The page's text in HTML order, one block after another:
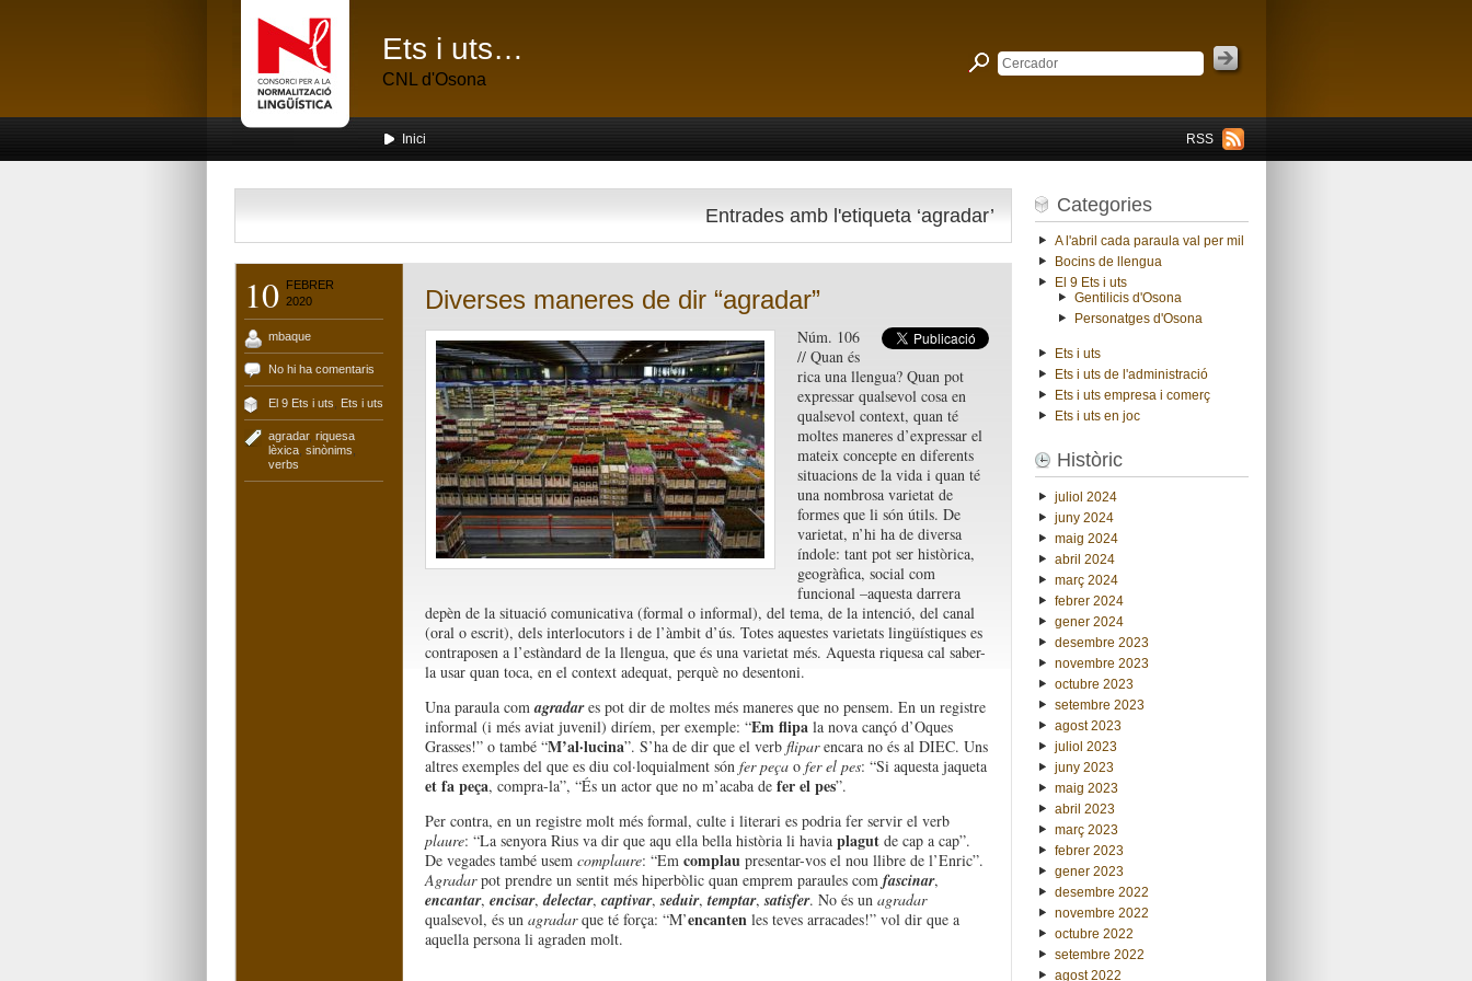
Ets i uts…
CNL d'Osona
RSS
Inici
Entrades amb l'etiqueta ‘agradar’
10
FEBRER
2020
mbaque
No hi ha comentaris
El 9 Ets i uts Ets i uts
agradar, riquesa
lèxica, sinònims
verbs
Diverses maneres de dir “agradar”
Núm. 106
// Quan és
rica una llengua? Quan pot
expressar qualsevol cosa en
qualsevol context, quan té
moltes maneres d’expressar el
mateix concepte en diferents
situacions de la vida i quan té
una nombrosa varietat de
formes que li són útils. De
varietat, n’hi ha de diversa
índole: tant pot ser històrica,
geogràfica, social com
funcional –aquesta darrera
depèn de la situació comunicativa (formal o informal), del tema, de la intenció, del canal
(oral o escrit), dels interlocutors i de l’àmbit d’ús. Totes aquestes varietats lingüístiques es
contraposen a l’estàndard de la llengua, que és una varietat més. Aquesta riquesa cal saber-
la usar quan toca, en el context adequat, perquè no desentoni.
Una paraula comagradares pot dir de moltes més maneres que no pensem. En un registre
informal (i més aviat juvenil) diríem, per exemple: “Em flipala nova cançó d’Oques
Grasses!” o també “M’al·lucina”. S’ha de dir que el verb fliparencara no és al DIEC. Uns
altres exemples del que es diu col·loquialment són fer peçao fer el pes: “Si aquesta jaqueta
et fa peça, compra-la”, “És un actor que no m’acaba de fer el pes”.
Per contra, en un registre molt més formal, culte i literari es podria fer servir el verb
plaure: “La senyora Rius va dir que aqu ella bella història li havia plagutde cap a cap”.
De vegades també usem complaure: “Em complaupresentar-vos el nou llibre de l’Enric”.
Agradarpot prendre un sentit més hiperbòlic quan emprem paraules com fascinar,
encantar, encisar,delectar, captivar,seduir, temptar,satisfer. No és un agradar
qualsevol, és un agradarque té força: “M’encantenles teves arracades!” vol dir que a
aquella persona li agraden molt.
Categories
A l'abril cada paraula val per mil
Bocins de llengua
El 9 Ets i uts
Gentilicis d'Osona
Personatges d'Osona
Ets i uts
Ets i uts de l'administració
Ets i uts empresa i comerç
Ets i uts en joc
Històric
juliol 2024
juny 2024
maig 2024
abril 2024
març 2024
febrer 2024
gener 2024
desembre 2023
novembre 2023
octubre 2023
setembre 2023
agost 2023
juliol 2023
juny 2023
maig 2023
abril 2023
març 2023
febrer 2023
gener 2023
desembre 2022
novembre 2022
octubre 2022
setembre 2022
agost 2022